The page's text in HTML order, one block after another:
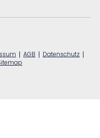
| AGB | Datenschutz |